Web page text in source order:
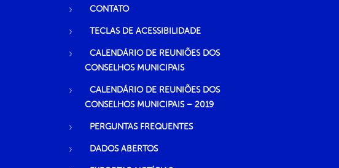
CONTATO
TECLAS DE ACESSIBILIDADE
CALENDÁRIO DE REUNIÕES DOS
CONSELHOS MUNICIPAIS
CALENDÁRIO DE REUNIÕES DOS
CONSELHOS MUNICIPAIS – 2019
PERGUNTAS FREQUENTES
DADOS ABERTOS